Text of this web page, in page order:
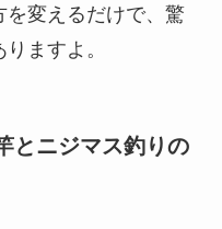
を変えるだけで、驚
ますよ。
とニジマス釣りの